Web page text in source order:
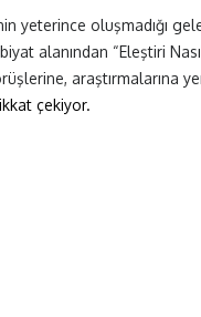
oluşmadığı
alanından “Eleştiri
araştırmalarına
çekiyor.